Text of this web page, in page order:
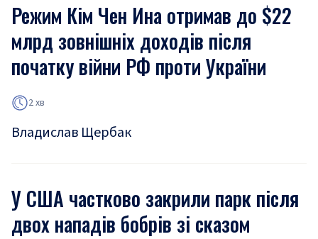
Режим Кім Чен Ина отримав до $22
млрд зовнішніх доходів після
початку війни РФ проти України
2 хв
Владислав Щербак
У США частково закрили парк після
двох нападів бобрів зі сказом